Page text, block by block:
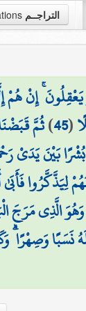
التراجــم
إِنْ هُمْ
(
45
)ثُمَّ
بَيْنَ يَدَيْ
لِيَذَّكَّرُوا
الَّذِي مَرَجَ
نَسَبًا وَصِهْرًا